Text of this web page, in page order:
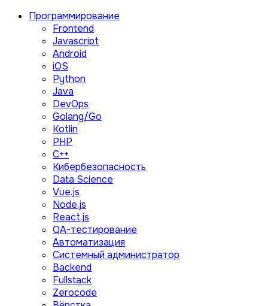
Программирование
Frontend
Javascript
Android
iOS
Python
Java
DevOps
Golang/Go
Kotlin
PHP
C++
Кибербезопасность
Data Science
Vue.js
Node.js
React.js
QA-тестирование
Автоматизация
Системный администратор
Backend
Fullstack
Zerocode